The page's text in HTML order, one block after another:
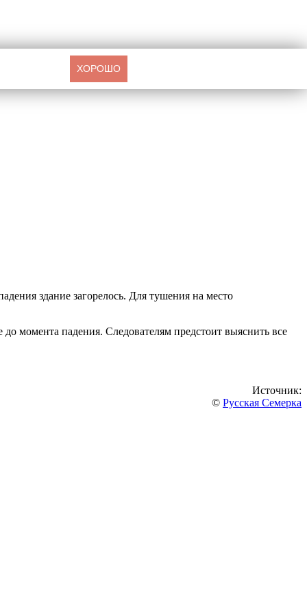
здание загорелось. Для тушения на место
момента падения. Следователям предстоит выяснить все
Источник:
© Русская Семерка
ХОРОШО